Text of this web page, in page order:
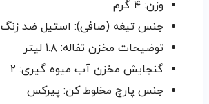
وزن: ۴ گرم
جنس تیغه (صافی): استیل ضد زنگ
توضیحات مخزن تفاله: ۱.۸ لیتر
گنجایش مخزن آب میوه گیری: ۲
جنس پارچ مخلوط کن: پیرکس